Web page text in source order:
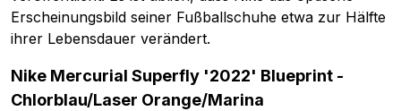
Erscheinungsbild seiner Fußballschuhe etwa zur Hälfte
ihrer Lebensdauer verändert.
Nike Mercurial Superfly '2022' Blueprint -
Chlorblau/Laser Orange/Marina